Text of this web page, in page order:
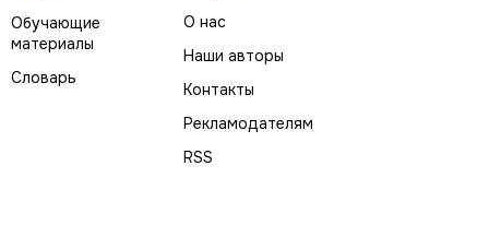
Обучающие
материалы
Словарь
О нас
Наши авторы
Контакты
Рекламодателям
RSS